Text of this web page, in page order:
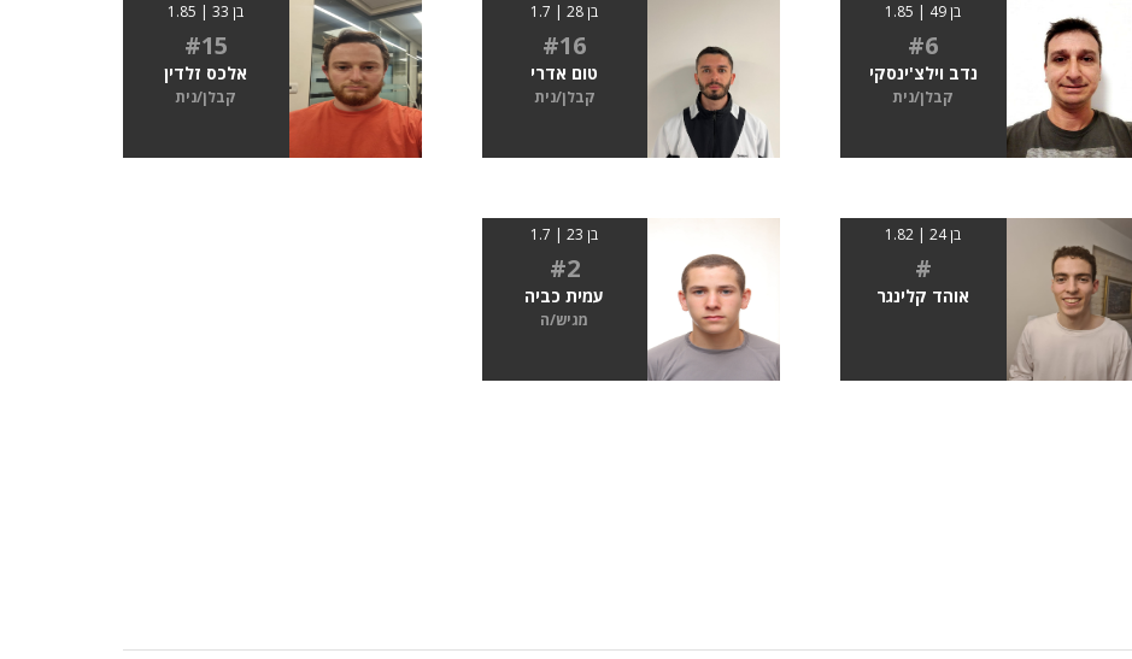
בן 49 | 1.85
#6
נדב וילצ'ינסקי
קבלן/נית
בן 28 | 1.7
#16
טום אדרי
קבלן/נית
בן 33 | 1.85
#15
אלכס זלדין
קבלן/נית
בן 24 | 1.82
#
אוהד קלינגר
בן 23 | 1.7
#2
עמית כביה
מגיש/ה